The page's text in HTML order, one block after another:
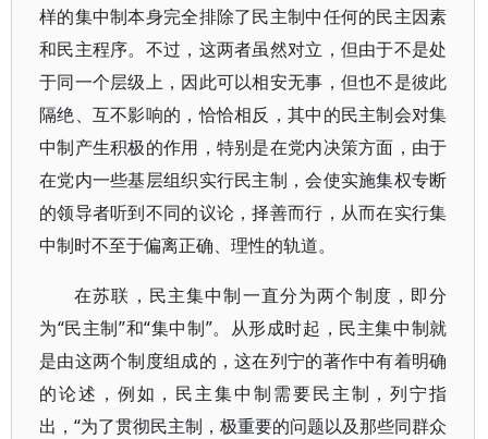
样的集中制本身完全排除了民主制中任何的民主因素
和民主程序。不过，这两者虽然对立，但由于不是处
于同一个层级上，因此可以相安无事，但也不是彼此
隔绝、互不影响的，恰恰相反，其中的民主制会对集
中制产生积极的作用，特别是在党内决策方面，由于
在党内一些基层组织实行民主制，会使实施集权专断
的领导者听到不同的议论，择善而行，从而在实行集
中制时不至于偏离正确、理性的轨道。
在苏联，民主集中制一直分为两个制度，即分
为“民主制”和“集中制”。从形成时起，民主集中制就
是由这两个制度组成的，这在列宁的著作中有着明确
的论述，例如，民主集中制需要民主制，列宁指
出，“为了贯彻民主制，极重要的问题以及那些同群众